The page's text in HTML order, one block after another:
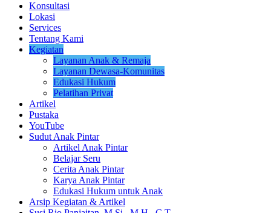
Konsultasi
Lokasi
Services
Tentang Kami
Kegiatan
Layanan Anak & Remaja
Layanan Dewasa-Komunitas
Edukasi Hukum
Pelatihan Privat
Artikel
Pustaka
YouTube
Sudut Anak Pintar
Artikel Anak Pintar
Belajar Seru
Cerita Anak Pintar
Karya Anak Pintar
Edukasi Hukum untuk Anak
Arsip Kegiatan & Artikel